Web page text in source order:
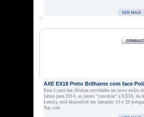
AXE EX18 Preto Brilhante com face
Esta é uma das últimas novidades no novo estilo
jantes para 2014, as jantes "concavas" a EX18, da
Lenso), está disponível em tamanho 19 e 20
Nas core